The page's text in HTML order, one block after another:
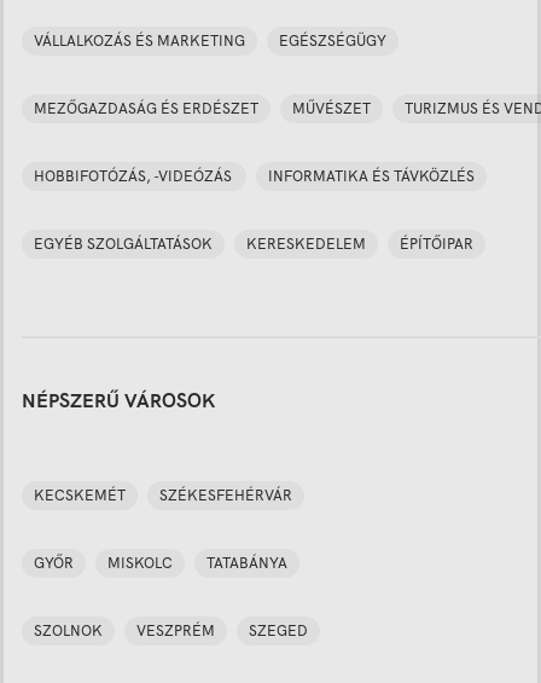
VÁLLALKOZÁS ÉS MARKETING EGÉSZSÉGÜGY
MEZŐGAZDASÁG ÉS ERDÉSZET MŰVÉSZET TURIZMUS ÉS
HOBBIFOTÓZÁS, -VIDEÓZÁS INFORMATIKA ÉS TÁVKÖZLÉS
EGYÉB SZOLGÁLTATÁSOK KERESKEDELEM ÉPÍTŐIPAR
NÉPSZERŰ VÁROSOK
KECSKEMÉT SZÉKESFEHÉRVÁR
GYŐR MISKOLC TATABÁNYA
SZOLNOK VESZPRÉM SZEGED